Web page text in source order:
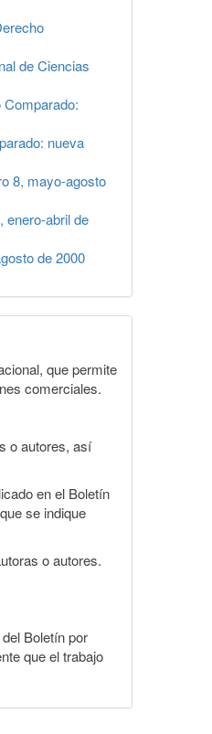
de Ciencias
nueva
8, mayo-agosto
enero-abril de
de 2000
que permite
comerciales.
o autores, así
en el Boletín
se indique
o autores.
Boletín por
que el trabajo